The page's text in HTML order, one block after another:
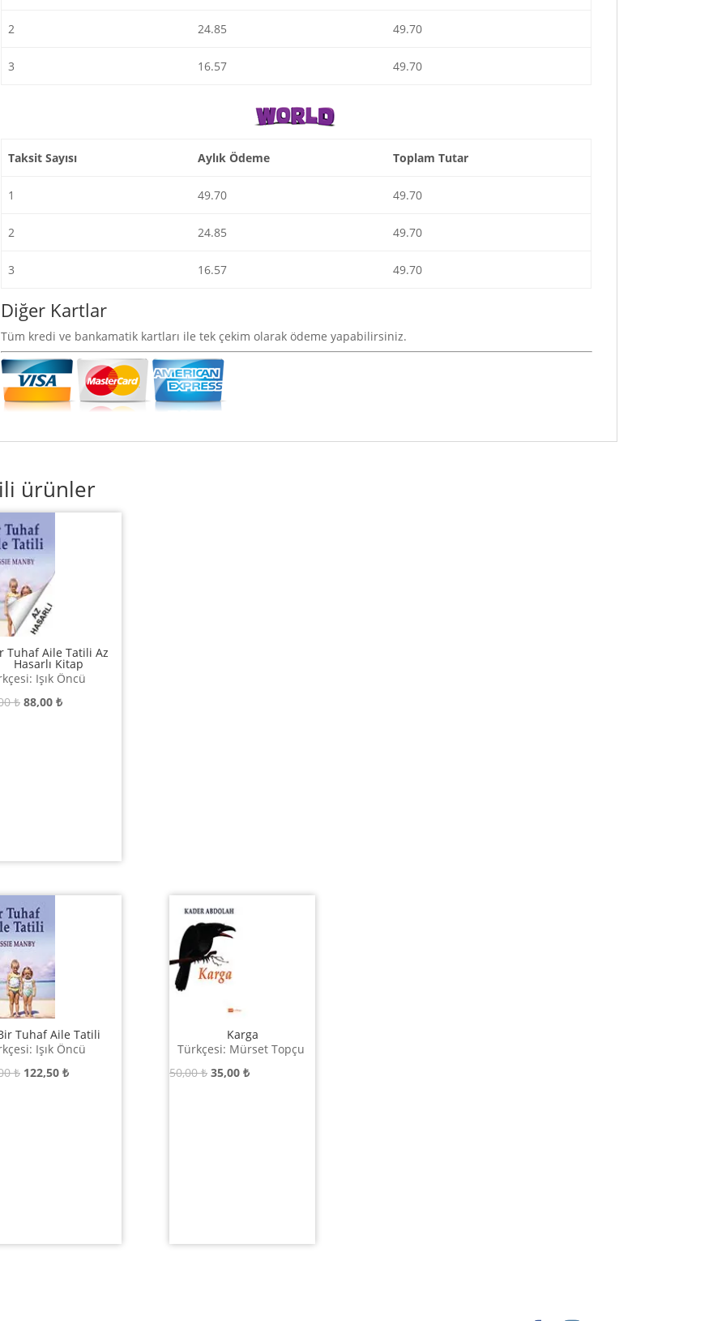
2 24.85 49.70
3 16.57 49.70
Taksit Sayısı Aylık Ödeme Toplam Tutar
1 49.70 49.70
2 24.85 49.70
3 16.57 49.70
Diğer Kartlar
Tüm kredi ve bankamatik kartları ile tek çekim olarak ödeme yapabilirsiniz.
ürünler
Tuhaf Aile Tatili Az
Hasarlı Kitap
Işık Öncü
₺ Orijinal
88,00 ₺Şu
Tuhaf Aile Tatili
Işık Öncü
₺ Orijinal
122,50 ₺Şu
Karga
Türkçesi: Mürset Topçu
50,00₺ Orijinal
35,00₺Şu